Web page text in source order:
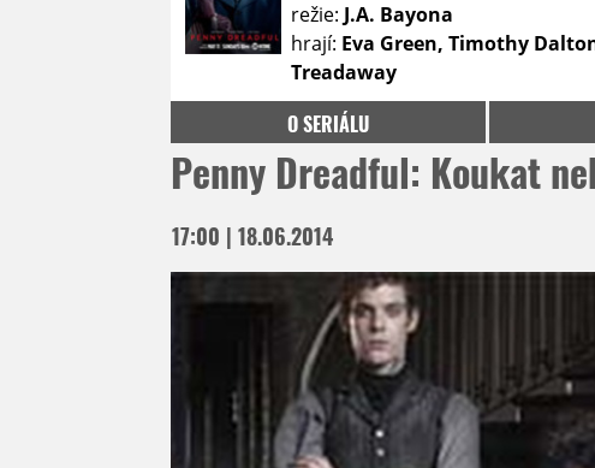
režie: J.A. Bayona
hrají: Eva Green, Timothy
Treadaway
O SERIÁLU
Penny Dreadful: Koukat
17:00 | 18.06.2014